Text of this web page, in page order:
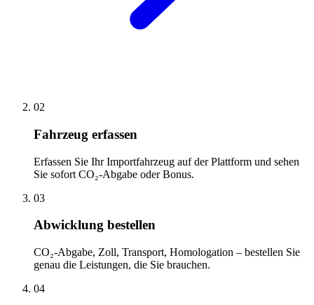
02
Fahrzeug erfassen
Erfassen Sie Ihr Importfahrzeug auf der Plattform und sehen
Sie sofort CO₂-Abgabe oder Bonus.
03
Abwicklung bestellen
CO₂-Abgabe, Zoll, Transport, Homologation – bestellen Sie
genau die Leistungen, die Sie brauchen.
04